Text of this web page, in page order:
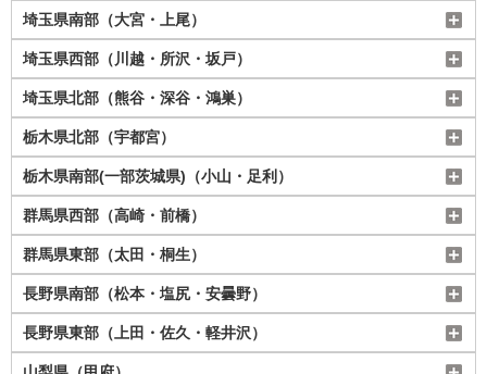
埼玉県南部（大宮・上尾）
埼玉県西部（川越・所沢・坂戸）
埼玉県北部（熊谷・深谷・鴻巣）
栃木県北部（宇都宮）
栃木県南部(一部茨城県)（小山・足利）
群馬県西部（高崎・前橋）
群馬県東部（太田・桐生）
長野県南部（松本・塩尻・安曇野）
長野県東部（上田・佐久・軽井沢）